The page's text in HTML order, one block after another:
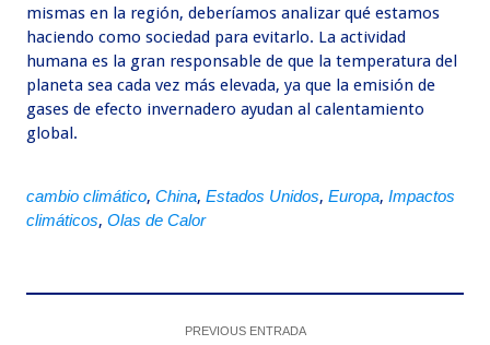
mismas en la región, deberíamos analizar qué estamos
haciendo como sociedad para evitarlo. La actividad
humana es la gran responsable de que la temperatura del
planeta sea cada vez más elevada, ya que la emisión de
gases de efecto invernadero ayudan al calentamiento
global.
cambio climático,China,Estados Unidos,Europa,Impactos
climáticos,Olas de Calor
PREVIOUS ENTRADA